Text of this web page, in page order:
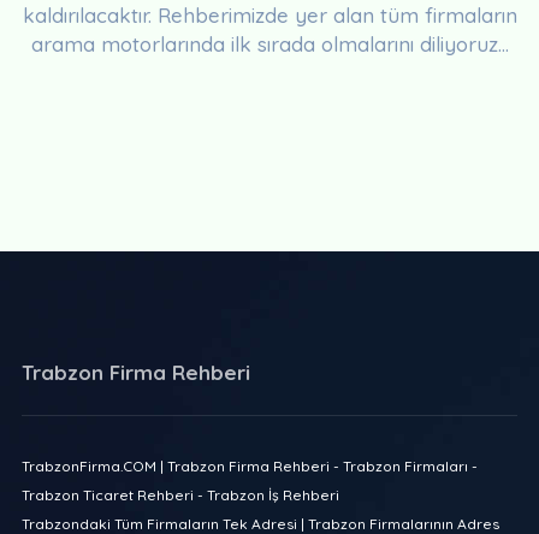
kaldırılacaktır. Rehberimizde yer alan tüm firmaların
arama motorlarında ilk sırada olmalarını diliyoruz...
Trabzon Firma Rehberi
TrabzonFirma.COM | Trabzon Firma Rehberi - Trabzon Firmaları -
Trabzon Ticaret Rehberi - Trabzon İş Rehberi
Trabzondaki Tüm Firmaların Tek Adresi | Trabzon Firmalarının Adres